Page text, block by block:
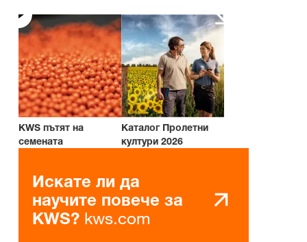
KWS пътят на
семената
Каталог Пролетни
култури 2026
Искате ли да
научите повече за
KWS? kws.com